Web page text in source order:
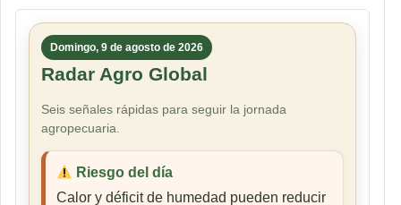
Domingo, 9 de agosto de 2026
Radar Agro Global
Seis señales rápidas para seguir la jornada
agropecuaria.
Riesgo del día
Calor y déficit de humedad pueden reducir